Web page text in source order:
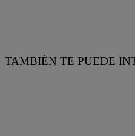
TAMBIÉN TE PUEDE